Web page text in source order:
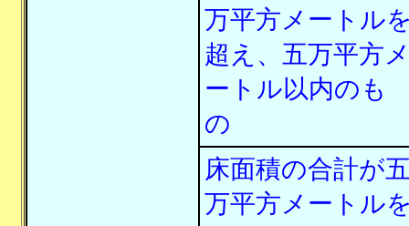
万平方メートル
超え、五万平方
ートル以内のも
の
床面積の合計が
万平方メートル